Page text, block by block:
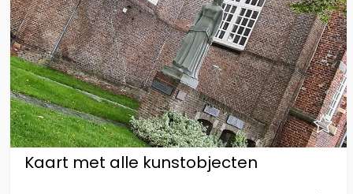
Kaart met alle kunstobjecten